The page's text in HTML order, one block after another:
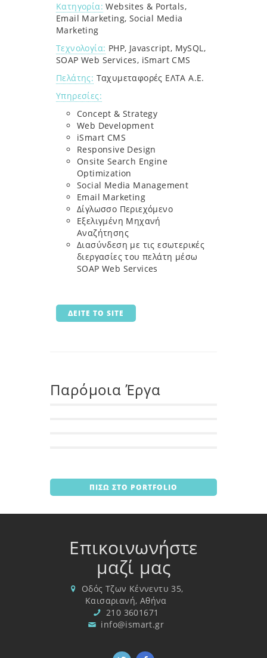
Κατηγορία: Websites & Portals,
Email Marketing, Social Media
Marketing
Τεχνολογία: PHP, Javascript, MySQL,
SOAP Web Services, iSmart CMS
Πελάτης: Ταχυμεταφορές ΕΛΤΑ Α.Ε.
Υπηρεσίες:
Concept & Strategy
Web Development
iSmart CMS
Responsive Design
Οnsite Search Engine
Optimization
Social Media Management
Email Marketing
Δίγλωσσο Περιεχόμενο
Εξελιγμένη Μηχανή
Αναζήτησης
Διασύνδεση με τις εσωτερικές
διεργασίες του πελάτη μέσω
SOAP Web Services
ΔΕΙΤΕ ΤΟ SITE
Παρόμοια Έργα
ΠΙΣΩ ΣΤΟ PORTFOLIO
Επικοινωνήστε
μαζί μας
Οδός Τζων Κέννεντυ 35,
Καισαριανή, Αθήνα
210 3601671
info@ismart.gr